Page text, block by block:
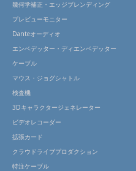
幾何学補正・エッジブレンディング
プレビューモニター
Danteオーディオ
エンベデッター・ディエンベデッター
ケーブル
マウス・ジョグシャトル
検査機
3Dキャラクタージェネレーター
ビデオレコーダー
拡張カード
クラウドライブプロダクション
特注ケーブル